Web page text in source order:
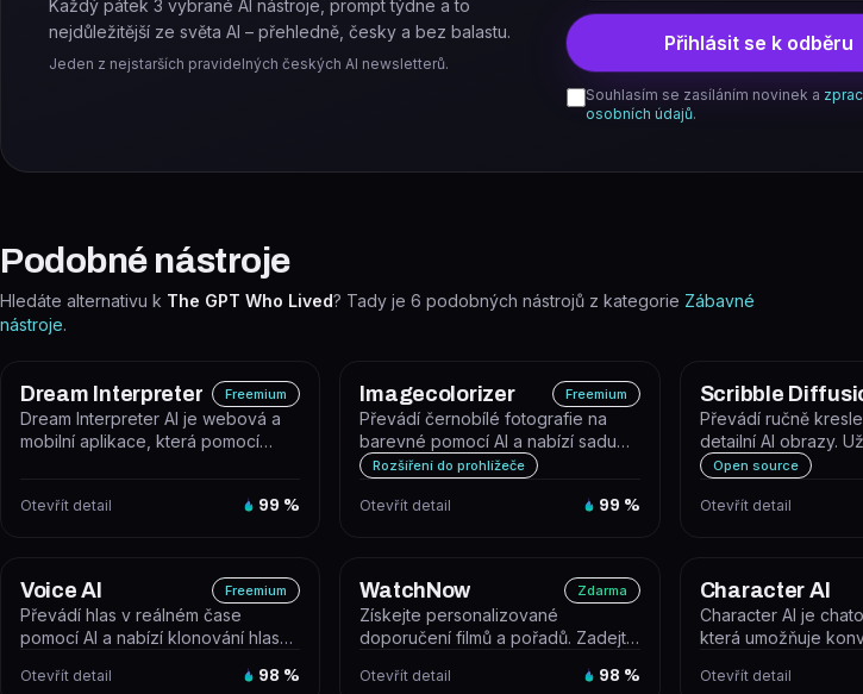
Každý pátek 3 vybrané AI nástroje, prompt týdne a to
nejdůležitější ze světa AI – přehledně, česky a bez balastu.
Jeden z nejstarších pravidelných českých AI newsletterů.
Přihlásit se k odběru
Souhlasím se zasíláním novinek a
osobních údajů.
Podobné nástroje
Hledáte alternativu k The GPT Who Lived? Tady je 6 podobných nástrojů z kategorie Zábavné
nástroje.
Dream Interpreter Freemium
Dream Interpreter AI je webová a
mobilní aplikace, která pomocí
Otevřít detail 99 %
Imagecolorizer Freemium
Převádí černobílé fotografie na
barevné pomocí AI a nabízí sadu
nástrojů pro obnovu starých sním...
Rozšíření do prohlížeče
Otevřít detail 99 %
Scribble
Převádí ručně
detailní AI obrazy.
skicu v prohlížeči
Open source
Otevřít detail
Voice AI Freemium
Převádí hlas v reálném čase
pomocí AI a nabízí klonování hlasu,
Otevřít detail 98 %
WatchNow Zdarma
Získejte personalizované
doporučení filmů a pořadů. Zadejte
jste...
Otevřít detail 98 %
Character AI
Character AI je
která umožňuje
Otevřít detail